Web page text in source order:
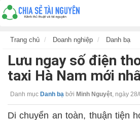
Trang chủ Doanh nghiệp Danh bạ
Lưu ngay số điện
taxi Hà Nam mới
Danh mục Danh bạ bởi Minh Nguyệt, ngày
Di chuyển an toàn, thuận tiện